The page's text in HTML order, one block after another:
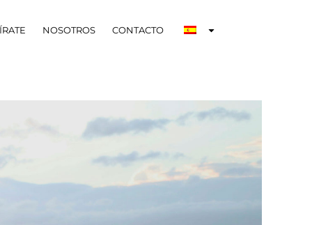
NOSOTROS CONTACTO